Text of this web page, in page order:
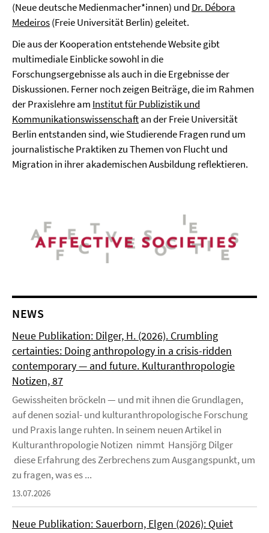
(Neue deutsche Medienmacher*innen) und Dr. Débora
Medeiros(Freie Universität Berlin) geleitet.
Die aus der Kooperation entstehende Website gibt
multimediale Einblicke sowohl in die
Forschungsergebnisse als auch in die Ergebnisse der
Diskussionen. Ferner noch zeigen Beiträge, die im Rahmen
der Praxislehre am Institut für Publizistik und
Kommunikationswissenschaftan der Freie Universität
Berlin entstanden sind, wie Studierende Fragen rund um
journalistische Praktiken zu Themen von Flucht und
Migration in ihrer akademischen Ausbildung reflektieren.
NEWS
Neue Publikation: Dilger, H. (2026). Crumbling
certainties: Doing anthropology in a crisis-ridden
contemporary — and future. Kulturanthropologie
Notizen, 87
Gewissheiten bröckeln — und mit ihnen die Grundlagen,
auf denen sozial- und kulturanthropologische Forschung
und Praxis lange ruhten. In seinem neuen Artikel in
Kulturanthropologie Notizen nimmt Hansjörg Dilger
diese Erfahrung des Zerbrechens zum Ausgangspunkt, um
zu fragen, was es ...
13.07.2026
Neue Publikation: Sauerborn, Elgen (2026): Quiet